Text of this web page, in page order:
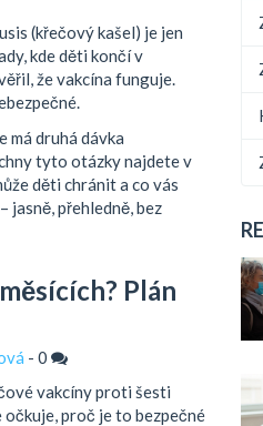
(křečový kašel) je jen
kde děti končí v
že vakcína funguje.
má druhá dávka
tyto otázky najdete v
děti chránit a co vás
jasně, přehledně, bez
Plán
- 0
vakcíny proti šesti
proč je to bezpečné